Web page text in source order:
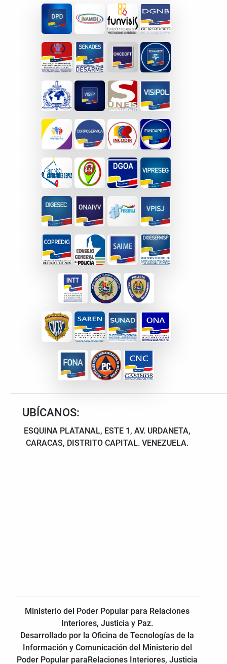
UBÍCANOS:
ESQUINA PLATANAL, ESTE 1, AV. URDANETA,
CARACAS, DISTRITO CAPITAL. VENEZUELA.
Ministerio del Poder Popular para Relaciones
Interiores, Justicia y Paz.
Desarrollado por la Oficina de Tecnologías de la
Información y Comunicación del Ministerio del
Poder Popular paraRelaciones Interiores, Justicia